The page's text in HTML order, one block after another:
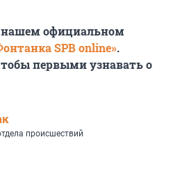
нашем официальном
SPB online».
первыми узнавать о
происшествий